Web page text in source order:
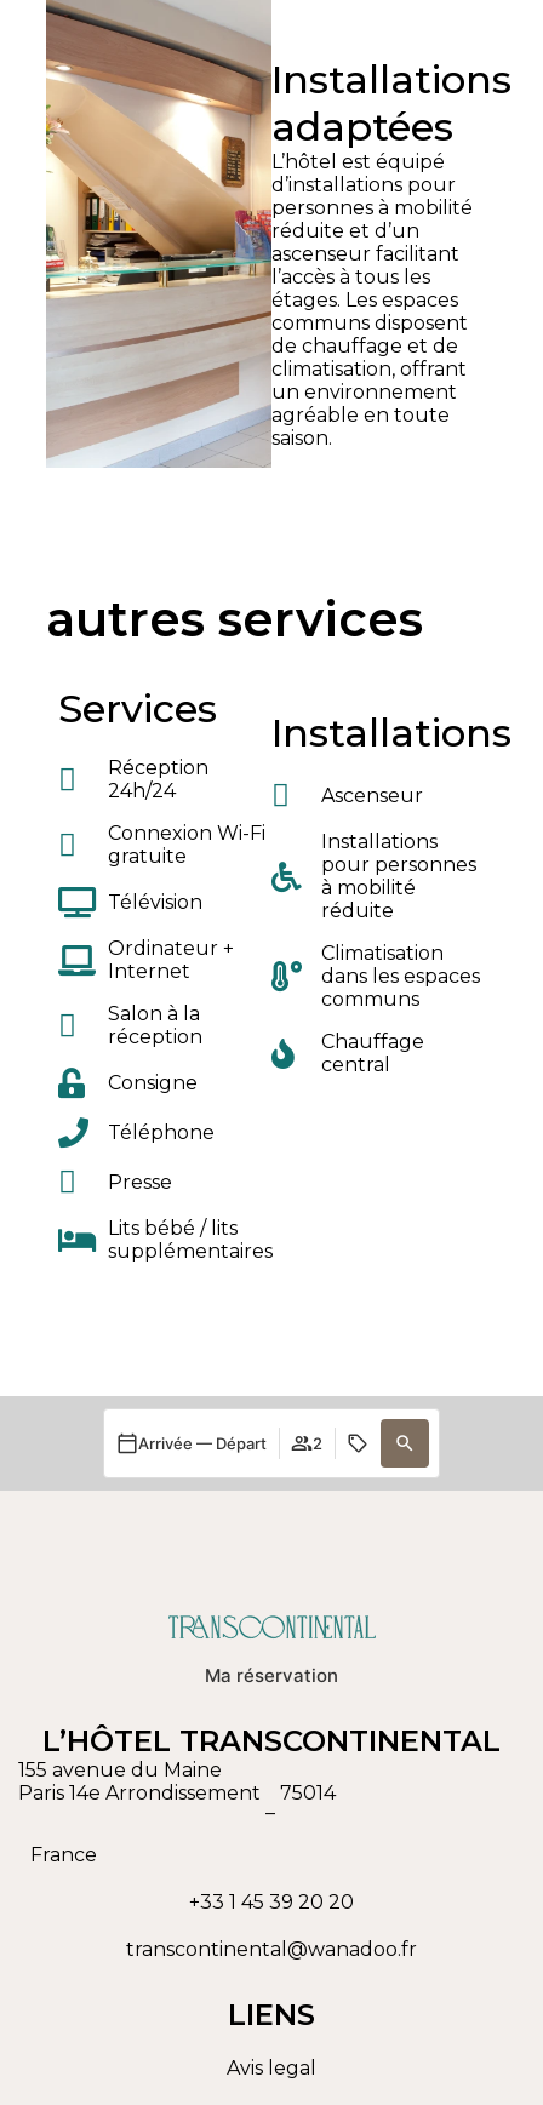
Installations
adaptées
L’hôtel est équipé
d’installations pour
personnes à mobilité
réduite et d’un
ascenseur facilitant
l’accès à tous les
étages. Les espaces
communs disposent
de chauffage et de
climatisation, offrant
un environnement
agréable en toute
saison.
autres services
Services
Réception
24h/24
Connexion Wi-Fi
gratuite
Télévision
Ordinateur +
Internet
Salon à la
réception
Consigne
Téléphone
Presse
Lits bébé / lits
supplémentaires
Installations
Ascenseur
Installations
pour personnes
à mobilité
réduite
Climatisation
dans les espaces
communs
Chauffage
central
Arrivée — Départ 2
Ma réservation
L’HÔTEL TRANSCONTINENTAL
155 avenue du Maine
Paris 14e Arrondissement
–
75014
France
+33 1 45 39 20 20
transcontinental@wanadoo.fr
LIENS
Avis legal